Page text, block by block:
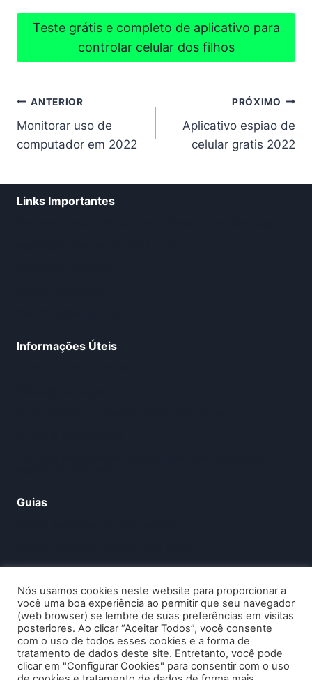
Teste grátis e completo de aplicativo para
controlar celular dos filhos
Navegação
de
ANTERIOR
Monitorar uso de
computador em 2022
PRÓXIMO
Aplicativo espiao de
celular gratis 2022
Links Importantes
Informações Úteis
Guias
Como monitorar idoso pelo celular
Termos Pesquisados Sobre o Assunto
-App Espião é Seguro?
-Rastrear Celular
Nós usamos cookies neste website para proporcionar a
você uma boa experiência ao permitir que seu navegador
(web browser) se lembre de suas preferências em visitas
posteriores. Ao clicar “Aceitar Todos”, você consente
com o uso de todos esses cookies e a forma de
tratamento de dados deste site. Entretanto, você pode
clicar em "Configurar Cookies" para consentir com o uso